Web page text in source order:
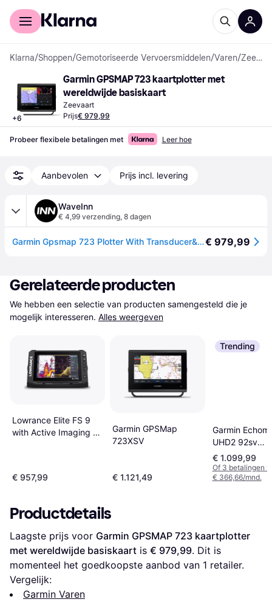
Voor shoppers
Klarna/Shoppen/Gemotoriseerde Vervoersmiddelen/Varen/ Zeevaarten
+6
Garmin GPSMAP 723 kaartplotter met
wereldwijde basiskaart
Zeevaart
Prijs€ 979,99
Probeer flexibele betalingen met Leer hoe
Aanbevolen Prijs incl. levering
WaveInn
€ 4,99 verzending, 8 dagen
Garmin Gpsmap 723 Plotter With Transducer&cartography Zwart€ 979,99
Gerelateerde producten
We hebben een selectie van producten samengesteld die je
mogelijk interesseren. Alles weergeven
Lowrance Elite FS 9
with Active Imaging 3-
€ 957,99
Garmin GPSMap
723XSV
€ 1.121,49
Trending
Garmin
UHD2 92sv
kaartplotter
met
transducer
€ 1.099,99
Of 3 betalingen
€ 366,66/mnd.
Productdetails
Laagste prijs voor Garmin GPSMAP 723 kaartplotter
met wereldwijde basiskaart is € 979,99. Dit is
momenteel het goedkoopste aanbod van 1 retailer.
Vergelijk:
Garmin Varen